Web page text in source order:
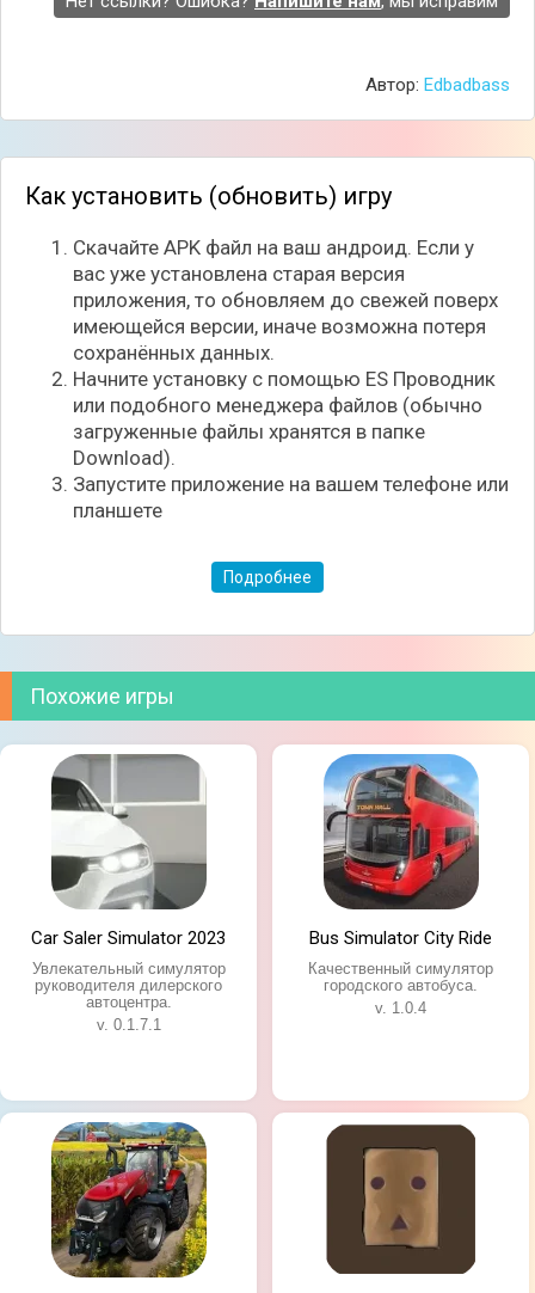
Помимо покупок и продаж, нужно будет научиться
вести диалоги с потенциальными покупателями и
продавцами, что немаловажно для установки цены
на автомобили. Но если вам понравилась та или
иная машина, всегда можно оставить её себе,
чтобы ездить по довольно большим локациям, и
изучать уникальные места!
Особенности игры:
Более 50 уникальных моделей;
Детализованная графика автомобилей;
Продуманная система переговоров с
Большие открытые локации;
Возможность прокачивать автомобили.
Автор: Edbadbass
Как установить (обновить) игру
Скачайте APK файл на ваш андроид. Если у
вас уже установлена старая версия
приложения, то обновляем до свежей поверх
имеющейся версии, иначе возможна потеря
сохранённых данных.
Начните установку с помощью ES Проводник
или подобного менеджера файлов (обычно
загруженные файлы хранятся в папке
Download).
Запустите приложение на вашем телефоне или
планшете
Подробнее
Похожие игры
Car Saler Simulator 2023
Увлекательный симулятор
руководителя дилерского
автоцентра.
v. 0.1.7.1
Bus Simulator City Ride
Качественный симулятор
городского автобуса.
v. 1.0.4